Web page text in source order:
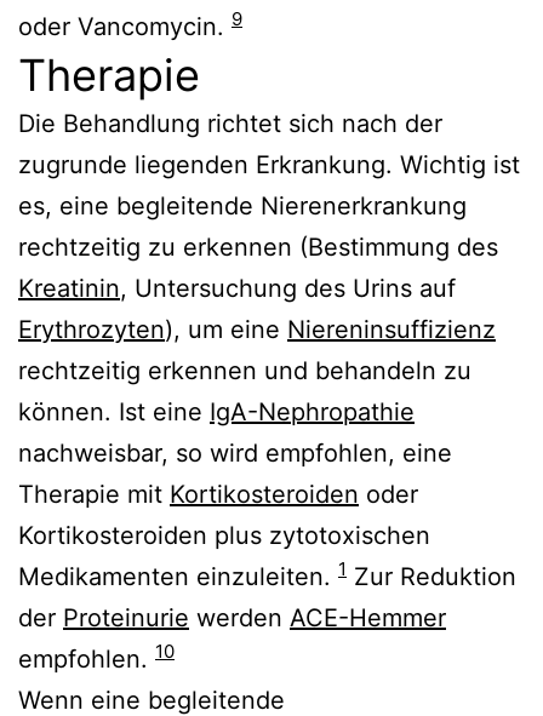
oder Vancomycin. 9
Therapie
Die Behandlung richtet sich nach der
zugrunde liegenden Erkrankung. Wichtig ist
es, eine begleitende Nierenerkrankung
rechtzeitig zu erkennen (Bestimmung des
Kreatinin, Untersuchung des Urins auf
Erythrozyten), um eine Niereninsuffizienz
rechtzeitig erkennen und behandeln zu
können. Ist eine IgA-Nephropathie
nachweisbar, so wird empfohlen, eine
Therapie mit Kortikosteroiden oder
Kortikosteroiden plus zytotoxischen
Medikamenten einzuleiten. 1 Zur Reduktion
der Proteinurie werden ACE-Hemmer
empfohlen. 10
Wenn eine begleitende